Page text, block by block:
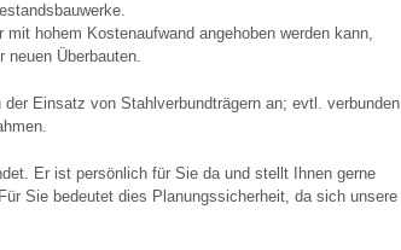
hohem Kostenaufwand angehoben werden kann,
neuen Überbauten.
Einsatz von Stahlverbundträgern an; evtl. verbunden
Er ist persönlich für Sie da und stellt Ihnen gerne
Sie bedeutet dies Planungssicherheit, da sich unsere